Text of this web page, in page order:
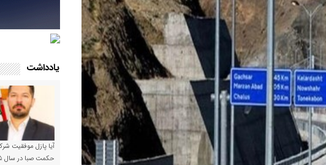
یادداشت
آیا پازل موفقیت